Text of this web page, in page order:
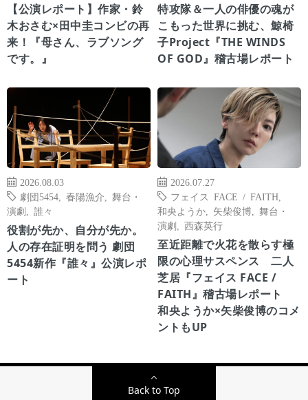
【公演レポート】作家・鈴
木おさむ×田中圭コンビの再
来！『母さん、ラブソング
です。』
特攻隊＆一人の俳優の魂が
こもった世界に挑む、鯨椅
子Project『THE WINDS
OF GOD』稽古場レポート
2026.08.03
劇団5454
春陽漁介
舞台・
演劇
誰々
役割が先か、自分が先か。
人の存在証明を問う 劇団
5454新作『誰々』公演レポ
ート
2026.07.27
フェイス FACE / FAITH
和央ようか
矢柴俊博
舞台・
演劇
西森英行
至近距離で火花を散らす極
限の心理サスペンス 二人
芝居『フェイス FACE /
FAITH』稽古場レポート
和央ようか×矢柴俊博のコメ
ントもUP
Back to Top